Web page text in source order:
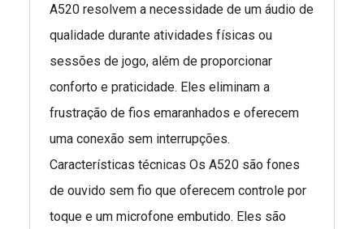
A520 resolvem a necessidade de um áudio de
qualidade durante atividades físicas ou
sessões de jogo, além de proporcionar
conforto e praticidade. Eles eliminam a
frustração de fios emaranhados e oferecem
uma conexão sem interrupções.
Características técnicas Os A520 são fones
de ouvido sem fio que oferecem controle por
toque e um microfone embutido. Eles são